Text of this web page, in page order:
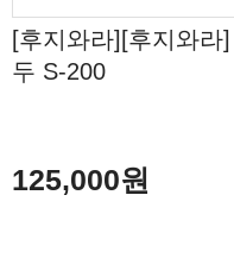
[후지와라][후지와라
두 S-200
125,000원